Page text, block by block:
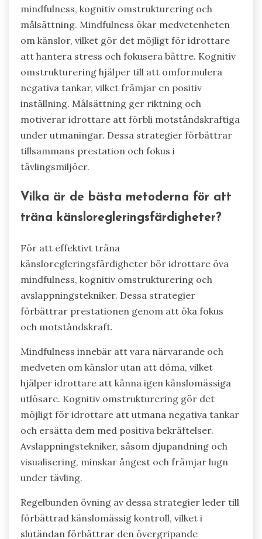
mindfulness, kognitiv omstrukturering och
målsättning. Mindfulness ökar medvetenheten
om känslor, vilket gör det möjligt för idrottare
att hantera stress och fokusera bättre. Kognitiv
omstrukturering hjälper till att omformulera
negativa tankar, vilket främjar en positiv
inställning. Målsättning ger riktning och
motiverar idrottare att förbli motståndskraftiga
under utmaningar. Dessa strategier förbättrar
tillsammans prestation och fokus i
tävlingsmiljöer.
Vilka är de bästa metoderna för att
träna känsloregleringsfärdigheter?
För att effektivt träna
känsloregleringsfärdigheter bör idrottare öva
mindfulness, kognitiv omstrukturering och
avslappningstekniker. Dessa strategier
förbättrar prestationen genom att öka fokus
och motståndskraft.
Mindfulness innebär att vara närvarande och
medveten om känslor utan att döma, vilket
hjälper idrottare att känna igen känslomässiga
utlösare. Kognitiv omstrukturering gör det
möjligt för idrottare att utmana negativa tankar
och ersätta dem med positiva bekräftelser.
Avslappningstekniker, såsom djupandning och
visualisering, minskar ångest och främjar lugn
under tävling.
Regelbunden övning av dessa strategier leder till
förbättrad känslomässig kontroll, vilket i
slutändan förbättrar den övergripande